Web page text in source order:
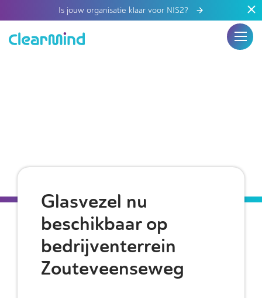
Is jouw organisatie klaar voor NIS2?
Glasvezel nu
beschikbaar op
bedrijventerrein
Zouteveenseweg